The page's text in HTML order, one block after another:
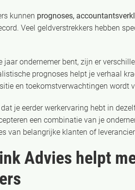
kunnen prognoses,
Veel geldverstrekkers hebben
jaar ondernemer bent, zijn er
prognoses helpt je verhaal
en toekomstverwachtingen wordt
je eerder werkervaring hebt in
een combinatie van je
van belangrijke klanten of
Advies helpt